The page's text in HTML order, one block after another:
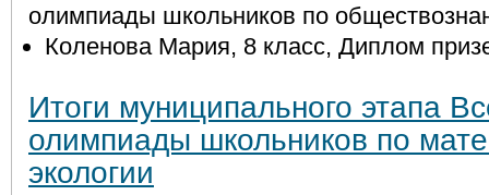
олимпиады школьников по
Коленова Мария, 8 класс, Диплом
Итоги муниципального этапа
олимпиады школьников по
экологии